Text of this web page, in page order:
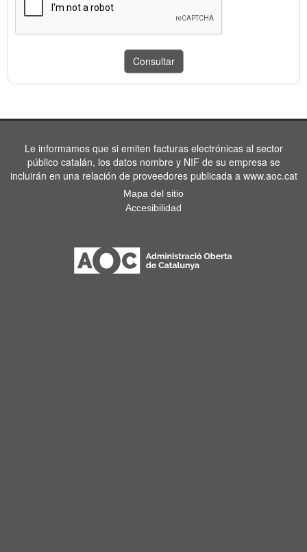
Le informamos que si emiten facturas electrónicas al sector
público catalán, los datos nombre y NIF de su empresa se
incluirán en una relación de proveedores publicada a www.aoc.cat
Mapa del sitio
Accesibilidad